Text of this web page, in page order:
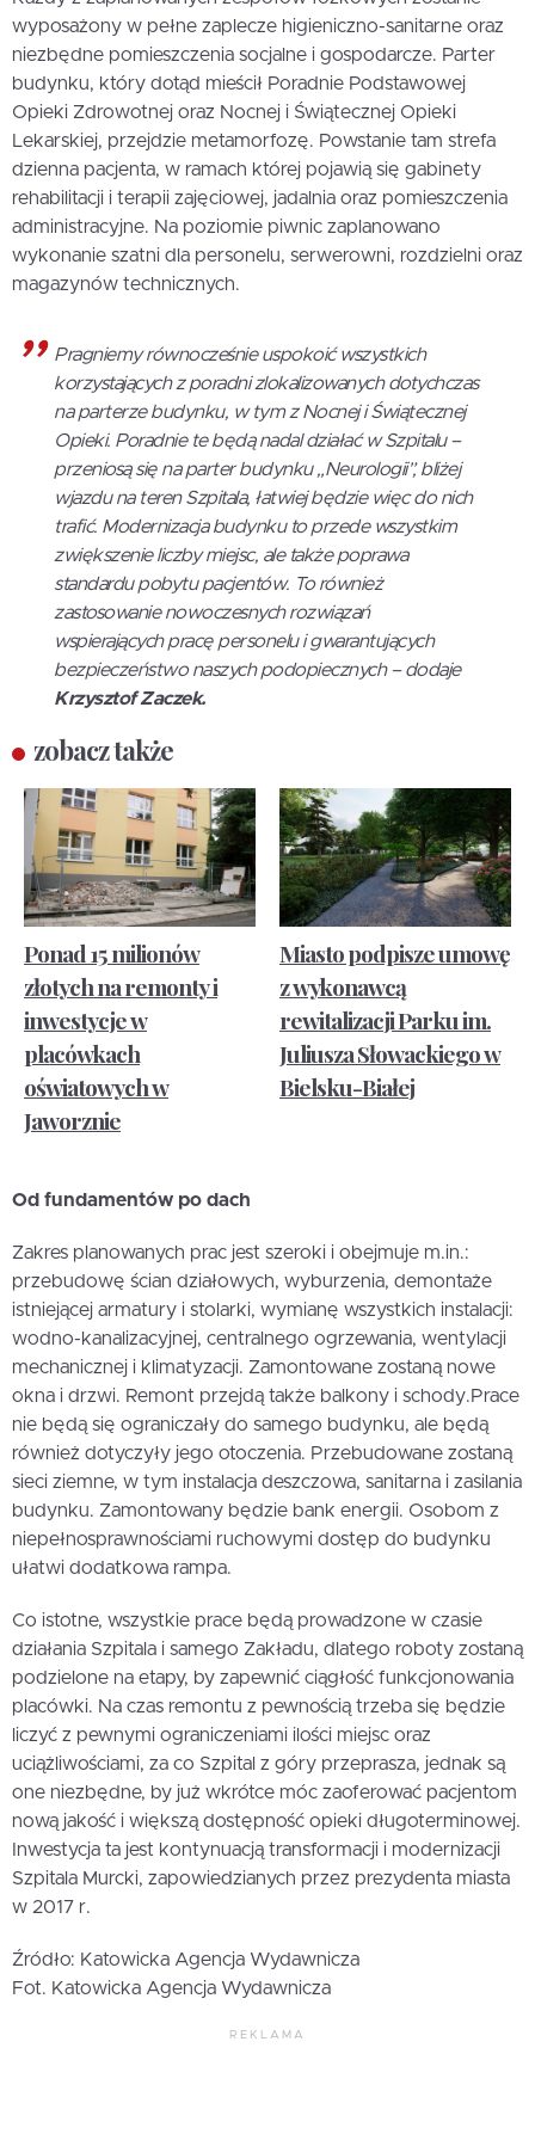
wyposażony w pełne zaplecze higieniczno-sanitarne oraz
niezbędne pomieszczenia socjalne i gospodarcze. Parter
budynku, który dotąd mieścił Poradnie Podstawowej
Opieki Zdrowotnej oraz Nocnej i Świątecznej Opieki
Lekarskiej, przejdzie metamorfozę. Powstanie tam strefa
dzienna pacjenta, w ramach której pojawią się gabinety
rehabilitacji i terapii zajęciowej, jadalnia oraz pomieszczenia
administracyjne. Na poziomie piwnic zaplanowano
wykonanie szatni dla personelu, serwerowni, rozdzielni oraz
magazynów technicznych.
Pragniemy równocześnie uspokoić wszystkich
korzystających z poradni zlokalizowanych dotychczas
na parterze budynku, w tym z Nocnej i Świątecznej
Opieki. Poradnie te będą nadal działać w Szpitalu –
przeniosą się na parter budynku „Neurologii”, bliżej
wjazdu na teren Szpitala, łatwiej będzie więc do nich
trafić. Modernizacja budynku to przede wszystkim
zwiększenie liczby miejsc, ale także poprawa
standardu pobytu pacjentów. To również
zastosowanie nowoczesnych rozwiązań
wspierających pracę personelu i gwarantujących
bezpieczeństwo naszych podopiecznych – dodaje
Krzysztof Zaczek.
zobacz także
Ponad 15 milionów
złotych na remonty i
inwestycje w
placówkach
oświatowych w
Jaworznie
Miasto podpisze umowę
z wykonawcą
rewitalizacji Parku im.
Juliusza Słowackiego w
Bielsku-Białej
Od fundamentów po dach
Zakres planowanych prac jest szeroki i obejmuje m.in.:
przebudowę ścian działowych, wyburzenia, demontaże
istniejącej armatury i stolarki, wymianę wszystkich instalacji:
wodno-kanalizacyjnej, centralnego ogrzewania, wentylacji
mechanicznej i klimatyzacji. Zamontowane zostaną nowe
okna i drzwi. Remont przejdą także balkony i schody.Prace
nie będą się ograniczały do samego budynku, ale będą
również dotyczyły jego otoczenia. Przebudowane zostaną
sieci ziemne, w tym instalacja deszczowa, sanitarna i zasilania
budynku. Zamontowany będzie bank energii. Osobom z
niepełnosprawnościami ruchowymi dostęp do budynku
ułatwi dodatkowa rampa.
Co istotne, wszystkie prace będą prowadzone w czasie
działania Szpitala i samego Zakładu, dlatego roboty zostaną
podzielone na etapy, by zapewnić ciągłość funkcjonowania
placówki. Na czas remontu z pewnością trzeba się będzie
liczyć z pewnymi ograniczeniami ilości miejsc oraz
uciążliwościami, za co Szpital z góry przeprasza, jednak są
one niezbędne, by już wkrótce móc zaoferować pacjentom
nową jakość i większą dostępność opieki długoterminowej.
Inwestycja ta jest kontynuacją transformacji i modernizacji
Szpitala Murcki, zapowiedzianych przez prezydenta miasta
w 2017 r.
Źródło: Katowicka Agencja Wydawnicza
Fot. Katowicka Agencja Wydawnicza
REKLAMA